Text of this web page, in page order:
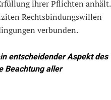
ihrer Pflichten anhält.
Rechtsbindungswillen
verbunden.
entscheidender Aspekt des
Beachtung aller